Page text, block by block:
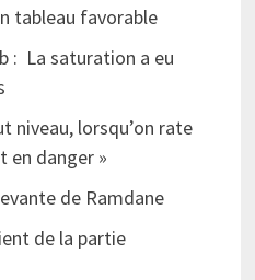
tableau favorable
: La saturation a eu
niveau, lorsqu’on rate
en danger »
de Ramdane
de la partie